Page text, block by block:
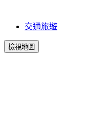
交通旅遊
檢視地圖